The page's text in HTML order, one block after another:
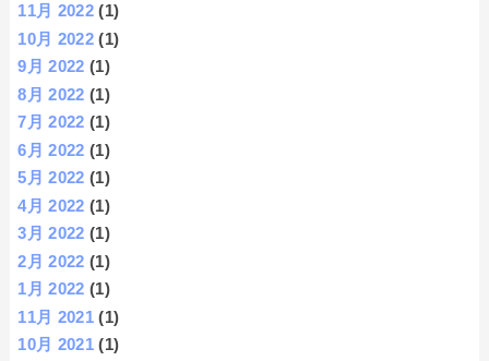
11月 2022 (1)
10月 2022 (1)
9月 2022 (1)
8月 2022 (1)
7月 2022 (1)
6月 2022 (1)
5月 2022 (1)
4月 2022 (1)
3月 2022 (1)
2月 2022 (1)
1月 2022 (1)
11月 2021 (1)
10月 2021 (1)